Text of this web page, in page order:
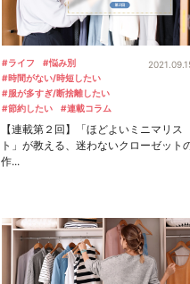
#ライフ
#悩み別
#時間がない/時短したい
#服が多すぎ/断捨離したい
#節約したい
#連載コラム
【連載第２回】「ほどよいミニマリス
ト」が教える、迷わないクローゼット
作...